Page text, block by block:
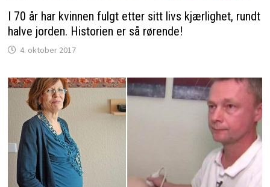
I 70 år har kvinnen fulgt etter sitt livs kjærlighet, rundt
halve jorden. Historien er så rørende!
4. oktober 2017